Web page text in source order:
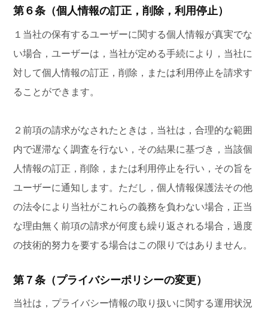
第６条（個人情報の訂正，削除，利用停止）
１当社の保有するユーザーに関する個人情報が真実でな
い場合，ユーザーは，当社が定める手続により，当社に
対して個人情報の訂正，削除，または利用停止を請求す
ることができます。
２前項の請求がなされたときは，当社は，合理的な範囲
内で遅滞なく調査を行ない，その結果に基づき，当該個
人情報の訂正，削除，または利用停止を行い，その旨を
ユーザーに通知します。ただし，個人情報保護法その他
の法令により当社がこれらの義務を負わない場合，正当
な理由無く前項の請求が何度も繰り返される場合，過度
の技術的努力を要する場合はこの限りではありません。
第７条（プライバシーポリシーの変更）
当社は，プライバシー情報の取り扱いに関する運用状況